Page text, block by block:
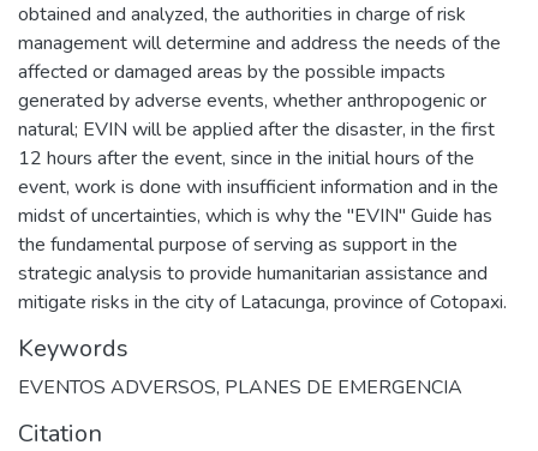
obtained and analyzed, the authorities in charge of risk
management will determine and address the needs of the
affected or damaged areas by the possible impacts
generated by adverse events, whether anthropogenic or
natural; EVIN will be applied after the disaster, in the first
12 hours after the event, since in the initial hours of the
event, work is done with insufficient information and in the
midst of uncertainties, which is why the "EVIN" Guide has
the fundamental purpose of serving as support in the
strategic analysis to provide humanitarian assistance and
mitigate risks in the city of Latacunga, province of Cotopaxi.
Keywords
EVENTOS ADVERSOS, PLANES DE EMERGENCIA
Citation